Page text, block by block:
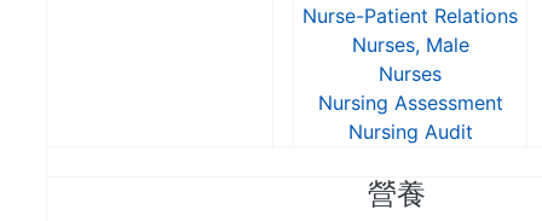
Nurse-Patient Relations
Nurses, Male
Nurses
Nursing Assessment
Nursing Audit
營養